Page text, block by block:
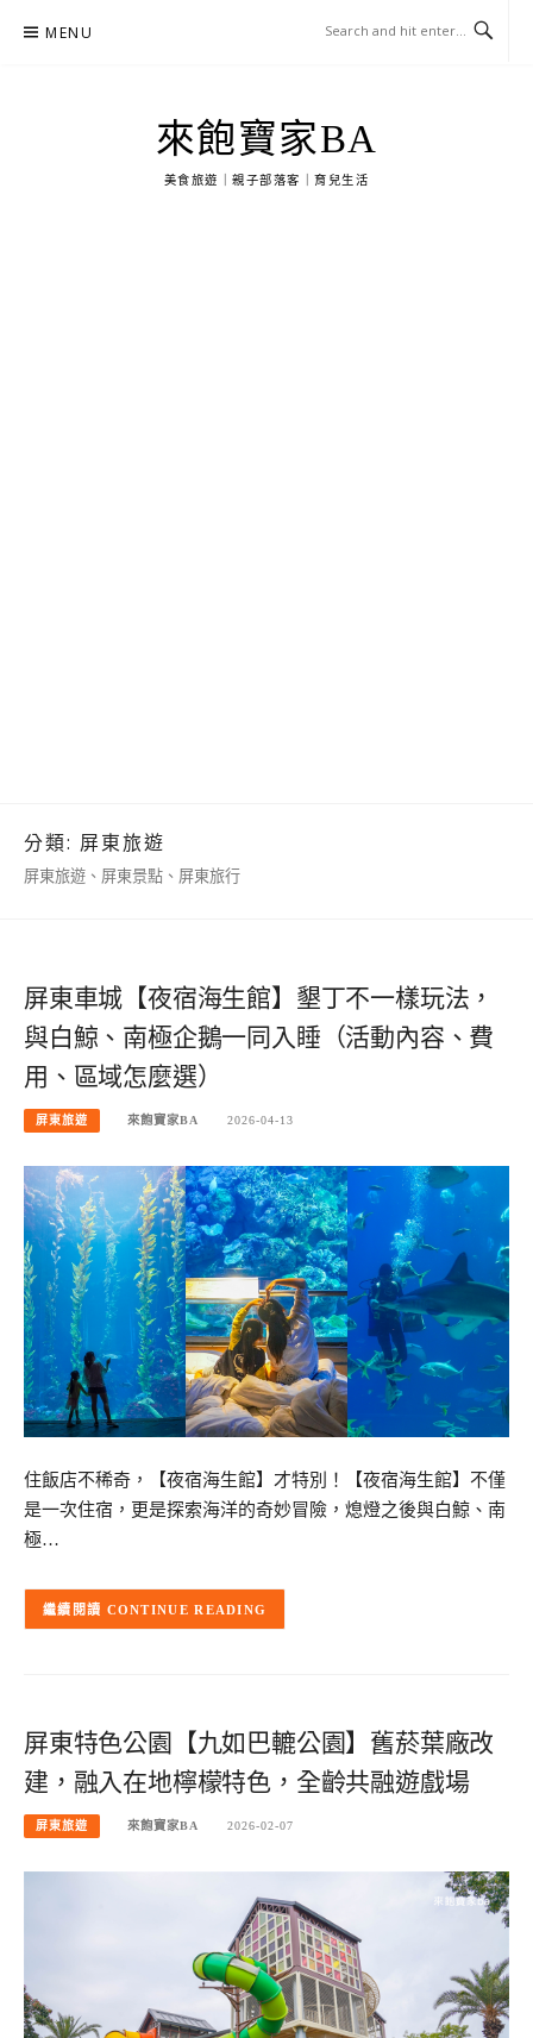
MENU
來飽寶家BA
美食旅遊｜親子部落客｜育兒生活
分類: 屏東旅遊
屏東旅遊、屏東景點、屏東旅行
屏東車城【夜宿海生館】墾丁不一樣玩法，
與白鯨、南極企鵝一同入睡（活動內容、費
用、區域怎麼選）
屏東旅遊 來飽寶家BA 2026-04-13
住飯店不稀奇，【夜宿海生館】才特別！【夜宿海生館】不僅
是一次住宿，更是探索海洋的奇妙冒險，熄燈之後與白鯨、南
極…
CONTINUE READING
屏東特色公園【九如巴轆公園】舊菸葉廠改
建，融入在地檸檬特色，全齡共融遊戲場
屏東旅遊 來飽寶家BA 2026-02-07